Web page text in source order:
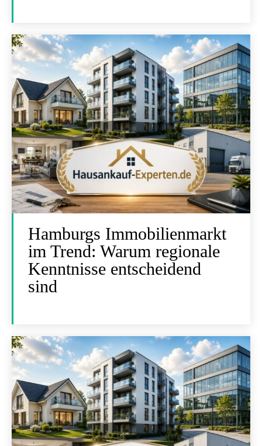
Hamburgs Immobilienmarkt
im Trend: Warum regionale
Kenntnisse entscheidend
sind